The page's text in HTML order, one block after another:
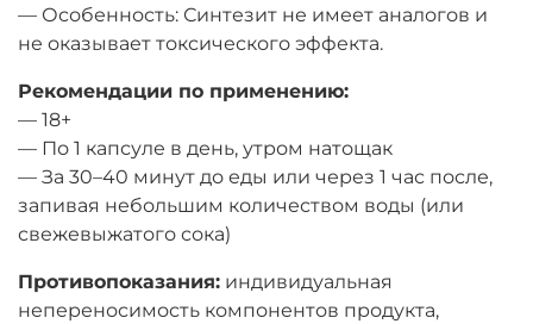
— Особенность: Синтезит не имеет аналогов и
не оказывает токсического эффекта.
Рекомендации по применению:
— 18+
— По 1 капсуле в день, утром натощак
— За 30–40 минут до еды или через 1 час после,
запивая небольшим количеством воды (или
свежевыжатого сока)
Противопоказания: индивидуальная
непереносимость компонентов продукта,